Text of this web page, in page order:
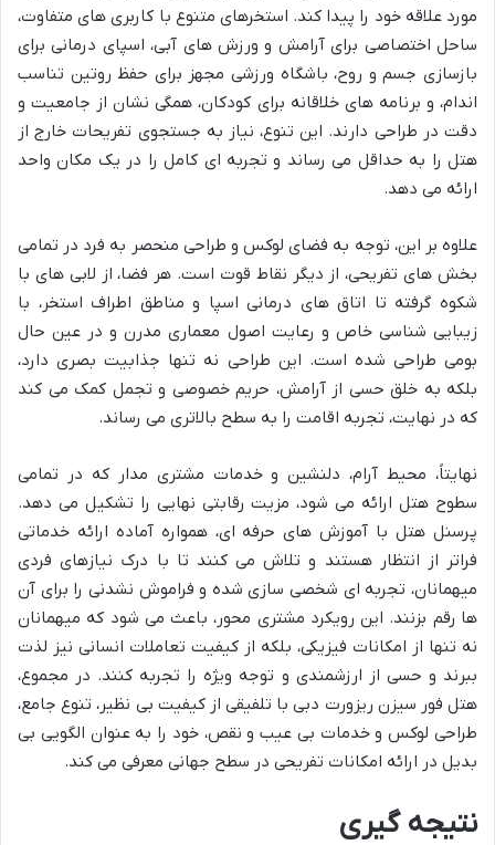
مورد علاقه خود را پیدا کند. استخرهای متنوع با کاربری های متفاوت،
ساحل اختصاصی برای آرامش و ورزش های آبی، اسپای درمانی برای
بازسازی جسم و روح، باشگاه ورزشی مجهز برای حفظ روتین تناسب
اندام، و برنامه های خلاقانه برای کودکان، همگی نشان از جامعیت و
دقت در طراحی دارند. این تنوع، نیاز به جستجوی تفریحات خارج از
هتل را به حداقل می رساند و تجربه ای کامل را در یک مکان واحد
ارائه می دهد.
علاوه بر این، توجه به فضای لوکس و طراحی منحصر به فرد در تمامی
بخش های تفریحی، از دیگر نقاط قوت است. هر فضا، از لابی های با
شکوه گرفته تا اتاق های درمانی اسپا و مناطق اطراف استخر، با
زیبایی شناسی خاص و رعایت اصول معماری مدرن و در عین حال
بومی طراحی شده است. این طراحی نه تنها جذابیت بصری دارد،
بلکه به خلق حسی از آرامش، حریم خصوصی و تجمل کمک می کند
که در نهایت، تجربه اقامت را به سطح بالاتری می رساند.
نهایتاً، محیط آرام، دلنشین و خدمات مشتری مدار که در تمامی
سطوح هتل ارائه می شود، مزیت رقابتی نهایی را تشکیل می دهد.
پرسنل هتل با آموزش های حرفه ای، همواره آماده ارائه خدماتی
فراتر از انتظار هستند و تلاش می کنند تا با درک نیازهای فردی
میهمانان، تجربه ای شخصی سازی شده و فراموش نشدنی را برای آن
ها رقم بزنند. این رویکرد مشتری محور، باعث می شود که میهمانان
نه تنها از امکانات فیزیکی، بلکه از کیفیت تعاملات انسانی نیز لذت
ببرند و حسی از ارزشمندی و توجه ویژه را تجربه کنند. در مجموع،
هتل فور سیزن ریزورت دبی با تلفیقی از کیفیت بی نظیر، تنوع جامع،
طراحی لوکس و خدمات بی عیب و نقص، خود را به عنوان الگویی بی
بدیل در ارائه امکانات تفریحی در سطح جهانی معرفی می کند.
نتیجه گیری